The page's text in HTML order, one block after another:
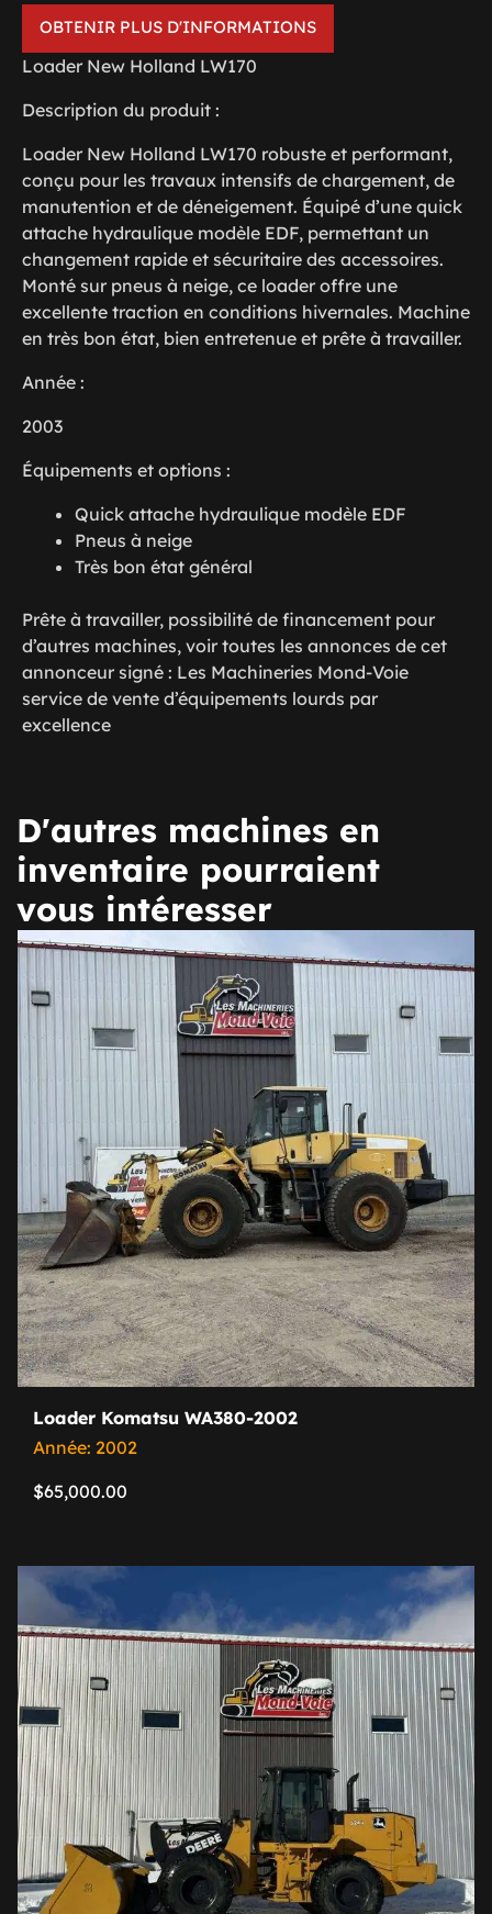
OBTENIR PLUS D'INFORMATIONS
Loader New Holland LW170
Description du produit :
Loader New Holland LW170 robuste et performant,
conçu pour les travaux intensifs de chargement, de
manutention et de déneigement. Équipé d’une quick
attache hydraulique modèle EDF, permettant un
changement rapide et sécuritaire des accessoires.
Monté sur pneus à neige, ce loader offre une
excellente traction en conditions hivernales. Machine
en très bon état, bien entretenue et prête à travailler.
Année :
2003
Équipements et options :
Quick attache hydraulique modèle EDF
Pneus à neige
Très bon état général
Prête à travailler, possibilité de financement pour
d’autres machines, voir toutes les annonces de cet
annonceur signé : Les Machineries Mond-Voie
service de vente d’équipements lourds par
excellence
D'autres machines en
inventaire pourraient
vous intéresser
Loader Komatsu WA380-2002
Année: 2002
$65,000.00